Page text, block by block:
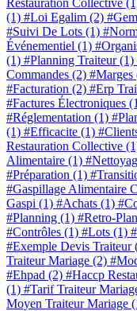
(1) #Loi Egalim (2)
#Suivi De Lots (1)
Événementiel (1)
(1) #Planning Traiteur(1)
Commandes (2) #Marges
#Facturation (2) #Erp
#Factures Électroniques
#Réglementation (1)
(1) #Efficacite (1)
Restauration Collective
Alimentaire (1)
#Préparation (1)
#Gaspillage Alimentaire
Gaspi (1) #Achats (1)
#Planning (1) #Retro-
#Contrôles (1) #Lots (1)
#Exemple Devis Traiteur
Traiteur Mariage (2)
#Ehpad (2) #Haccp
(1) #Tarif Traiteur
Moyen Traiteur Mariage